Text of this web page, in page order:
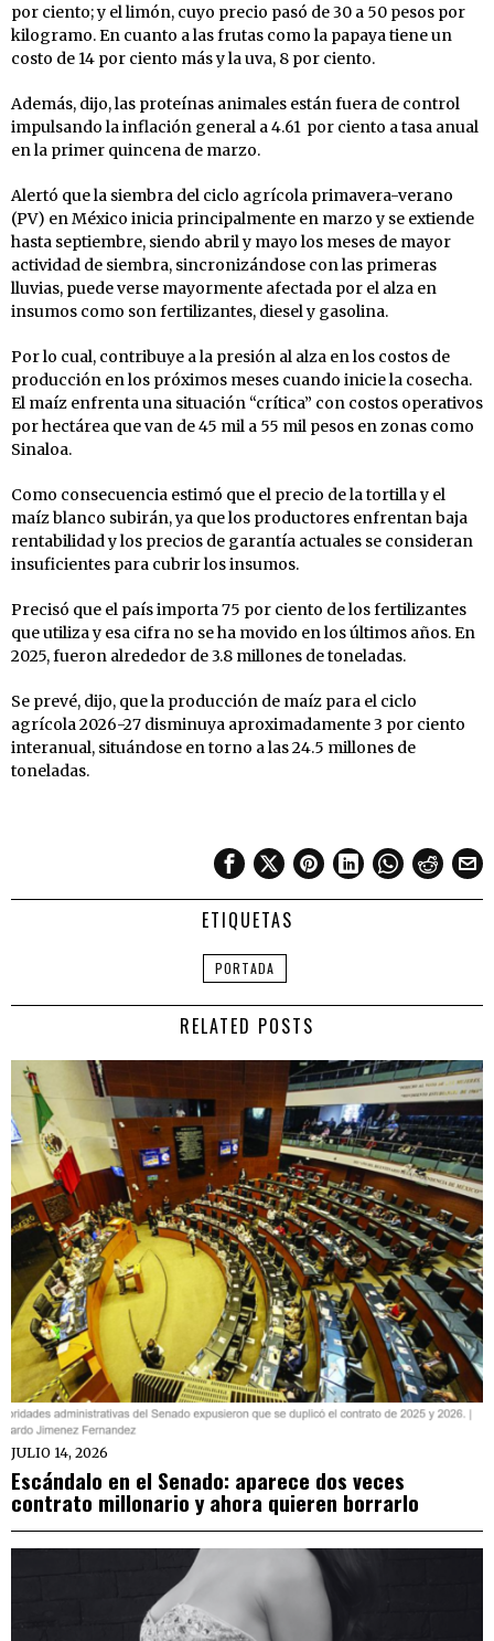
por ciento; y el limón, cuyo precio pasó de 30 a 50 pesos por
kilogramo. En cuanto a las frutas como la papaya tiene un
costo de 14 por ciento más y la uva, 8 por ciento.
Además, dijo, las proteínas animales están fuera de control
impulsando la inflación general a 4.61 por ciento a tasa anual
en la primer quincena de marzo.
Alertó que la siembra del ciclo agrícola primavera-verano
(PV) en México inicia principalmente en marzo y se extiende
hasta septiembre, siendo abril y mayo los meses de mayor
actividad de siembra, sincronizándose con las primeras
lluvias, puede verse mayormente afectada por el alza en
insumos como son fertilizantes, diesel y gasolina.
Por lo cual, contribuye a la presión al alza en los costos de
producción en los próximos meses cuando inicie la cosecha.
El maíz enfrenta una situación “crítica” con costos operativos
por hectárea que van de 45 mil a 55 mil pesos en zonas como
Sinaloa.
Como consecuencia estimó que el precio de la tortilla y el
maíz blanco subirán, ya que los productores enfrentan baja
rentabilidad y los precios de garantía actuales se consideran
insuficientes para cubrir los insumos.
Precisó que el país importa 75 por ciento de los fertilizantes
que utiliza y esa cifra no se ha movido en los últimos años. En
2025, fueron alrededor de 3.8 millones de toneladas.
Se prevé, dijo, que la producción de maíz para el ciclo
agrícola 2026-27 disminuya aproximadamente 3 por ciento
interanual, situándose en torno a las 24.5 millones de
toneladas.
ETIQUETAS
PORTADA
RELATED POSTS
JULIO 14, 2026
Escándalo en el Senado: aparece dos veces
contrato millonario y ahora quieren borrarlo